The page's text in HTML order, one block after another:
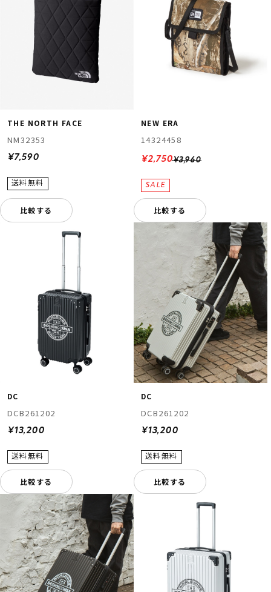
THE NORTH FACE
NM32353
¥7,590
比較する
NEW ERA
14324458
¥3,960
¥2,750
比較する
DC
DCB261202
¥13,200
比較する
DC
DCB261202
¥13,200
比較する